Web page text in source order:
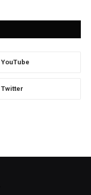
YouTube
Twitter